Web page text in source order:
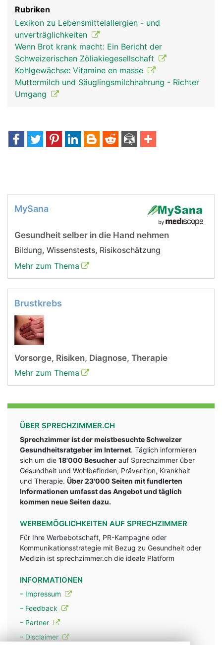
Rubriken
Lexikon zu Lebensmittelallergien - und
unverträglichkeiten
Wenn Brot krank macht: Ein Bericht der
Schweizerischen Zöliakiegesellschaft
Kohlgewächse: Vitamine en masse
Muttermilch und Säuglingsmilchnahrung - Richter
Umgang
MySana
Gesundheit selber in die Hand nehmen
Bildung, Wissenstests, Risikoschätzung
Mehr zum Thema
Brustkrebs
Vorsorge, Risiken, Diagnose, Therapie
Mehr zum Thema
ÜBER SPRECHZIMMER.CH
Sprechzimmer ist der meistbesuchte Schweizer
Gesundheitsratgeber im Internet. Täglich informieren
sich um die 18'000 Besucher auf Sprechzimmer über
Gesundheit und Wohlbefinden, Prävention, Krankheit
und Therapie. Über 23'000 Seiten mit fundlerten
Informationen umfasst das Angebot und täglich
kommen neue Seiten dazu.
WERBEMÖGLICHKEITEN AUF SPRECHZIMMER
Für Ihre Werbebotschaft, PR-Kampagne oder
Kommunikationsstrategie mit Bezug zu Gesundheit oder
Medizin ist sprechzimmer.ch die ideale Platform
INFORMATIONEN
– Impressum
– Feedback
– Partner
– Disclaimer